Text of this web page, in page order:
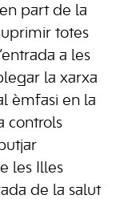
part de la
totes
a les
la xarxa
èmfasi en la
controls
les Illes
de la salut